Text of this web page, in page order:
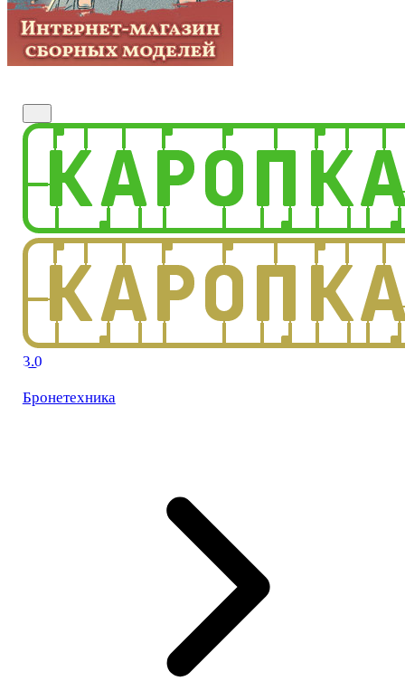
3.0
Бронетехника